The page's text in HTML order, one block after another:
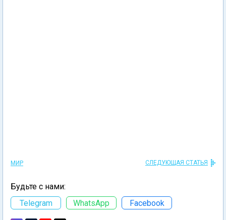
МИР СЛЕДУЮЩАЯ СТАТЬЯ
Будьте с нами:
Telegram
WhatsApp Facebook